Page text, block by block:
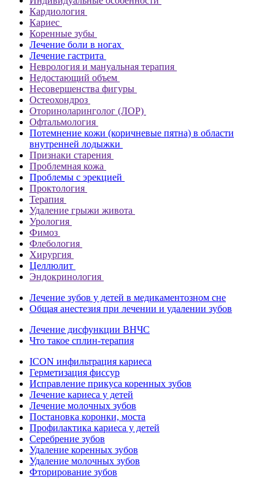
Кардиология
Кариес
Коренные зубы
Лечение боли в ногах
Лечение гастрита
Неврология и мануальная терапия
Недостающий объем
Несовершенства фигуры
Остеохондроз
Оториноларинголог (ЛОР)
Офтальмология
Потемнение кожи (коричневые пятна) в области
внутренней лодыжки
Признаки старения
Проблемная кожа
Проблемы с эрекцией
Проктология
Терапия
Удаление грыжи живота
Урология
Фимоз
Флебология
Хирургия
Целлюлит
Эндокринология
Лечение зубов у детей в медикаментозном сне
Общая анестезия при лечении и удалении зубов
Лечение дисфункции ВНЧС
Что такое сплин-терапия
ICON инфильтрация кариеса
Герметизация фиссур
Исправление прикуса коренных зубов
Лечение кариеса у детей
Лечение молочных зубов
Постановка коронки, моста
Профилактика кариеса у детей
Серебрение зубов
Удаление коренных зубов
Удаление молочных зубов
Фторирование зубов